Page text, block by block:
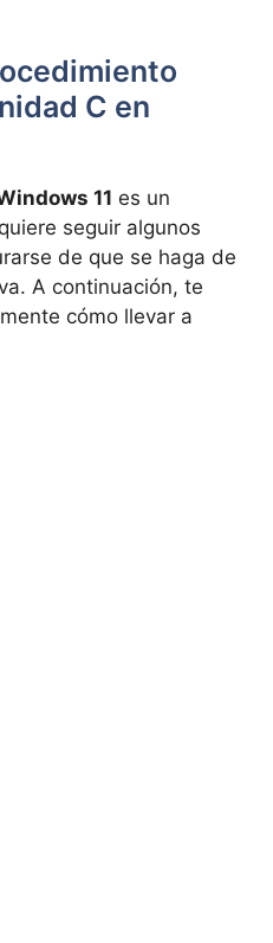
C en
11 es un
seguir algunos
de que se haga de
A continuación, te
cómo llevar a